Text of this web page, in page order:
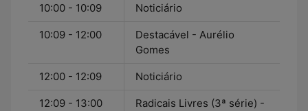
10:00 - 10:09 Noticiário
10:09 - 12:00
Destacável - Aurélio
Gomes
12:00 - 12:09 Noticiário
12:09 - 13:00
Radicais Livres (3ª série) -